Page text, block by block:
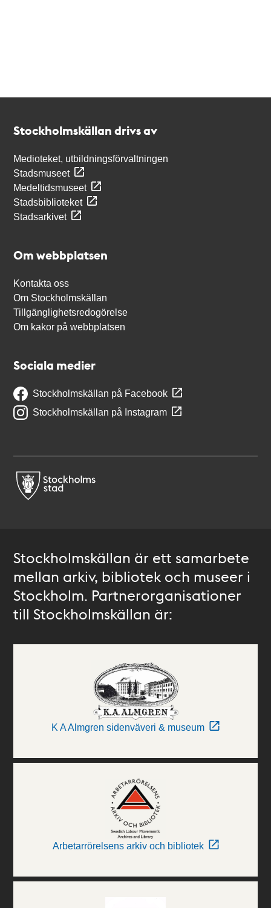
Stockholmskällan drivs av
Medioteket, utbildningsförvaltningen
Stadsmuseet
Medeltidsmuseet
Stadsbiblioteket
Stadsarkivet
Om webbplatsen
Kontakta oss
Om Stockholmskällan
Tillgänglighetsredogörelse
Om kakor på webbplatsen
Sociala medier
Stockholmskällan på Facebook
Stockholmskällan på Instagram
Stockholmskällan är ett samarbete
mellan arkiv, bibliotek och museer i
Stockholm. Partnerorganisationer
till Stockholmskällan är:
K A Almgren sidenväveri & museum
Arbetarrörelsens arkiv och bibliotek